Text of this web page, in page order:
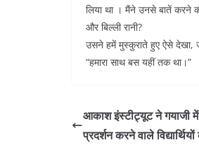
लिया था । मैंने उनसे बातें करने
और बिल्ली रानी?
उसने हमें मुस्कुराते हुए ऐसे
“हमारा साथ बस यहीं तक था।”
आकाश इंस्टीट्यूट ने गयाजी
प्रदर्शन करने वाले